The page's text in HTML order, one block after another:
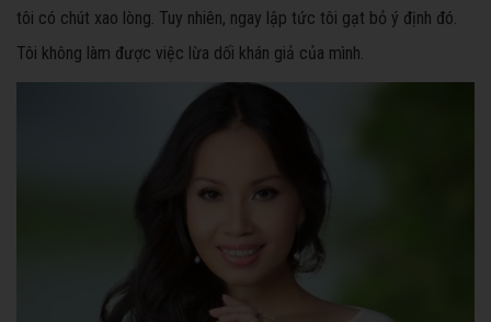
tôi có chút xao lòng. Tuy nhiên, ngay lập tức tôi gạt bỏ ý định đó.
Tôi không làm được việc lừa dối khán giả của mình.